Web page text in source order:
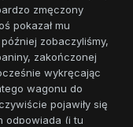
zmęczony
pokazał mu
zobaczyliśmy,
zakończonej
wykręcając
wagonu do
pojawiły się
odpowiada (i tu